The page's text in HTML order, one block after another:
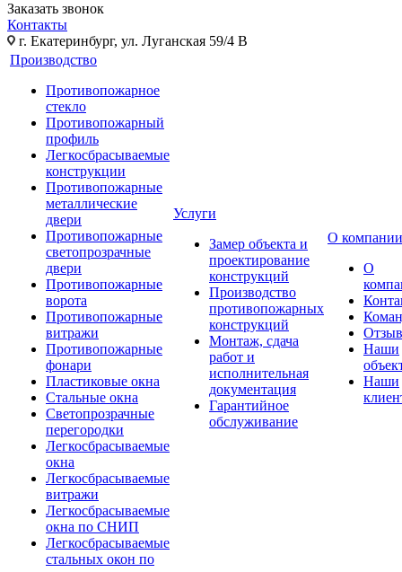
Заказать звонок
Контакты
г. Екатеринбург, ул. Луганская 59/4 В
Производство
Противопожарное
стекло
Противопожарный
профиль
Легкосбрасываемые
конструкции
Противопожарные
металлические
двери
Противопожарные
светопрозрачные
двери
Противопожарные
ворота
Противопожарные
витражи
Противопожарные
фонари
Пластиковые окна
Стальные окна
Светопрозрачные
перегородки
Легкосбрасываемые
окна
Легкосбрасываемые
витражи
Легкосбрасываемые
окна по СНИП
Легкосбрасываемые
стальных окон по
Услуги
Замер объекта и
проектирование
конструкций
Производство
противопожарных
конструкций
Монтаж, сдача
работ и
исполнительная
документация
Гарантийное
обслуживание
О компании
О
Наши
Наши